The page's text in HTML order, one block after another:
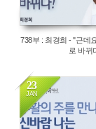
738부 : 최경희 - "근데
로 바뀌
23
JAN
2199